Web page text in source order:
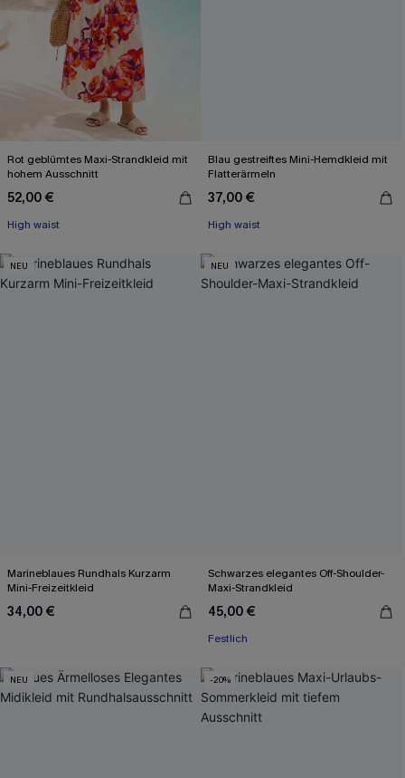
Rot geblümtes Maxi-Strandkleid mit
hohem Ausschnitt
52,00 €
High waist
Blau gestreiftes Mini-Hemdkleid mit
Flatterärmeln
37,00 €
High waist
NEU
Marineblaues Rundhals Kurzarm
Mini-Freizeitkleid
34,00 €
NEU
Schwarzes elegantes Off-Shoulder-
Maxi-Strandkleid
45,00 €
Festlich
NEU -20%